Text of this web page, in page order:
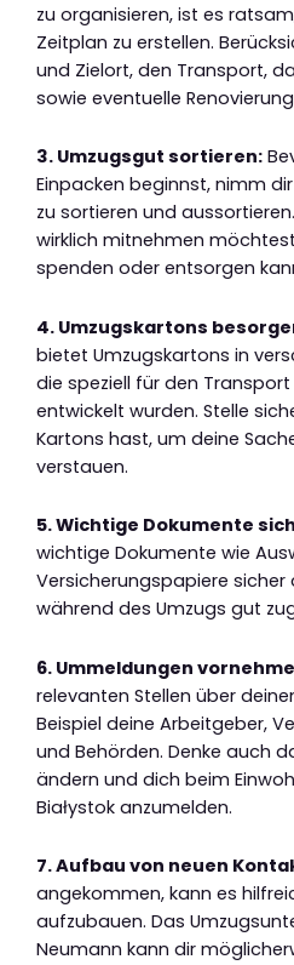
zu organisieren, ist es
Zeitplan zu erstellen.
und Zielort, den Transport,
sowie eventuelle
3. Umzugsgut sortieren:
Einpacken beginnst, nimm
zu sortieren und
wirklich mitnehmen
spenden oder entsorgen
4. Umzugskartons
bietet Umzugskartons in
die speziell für den
entwickelt wurden. Stelle
Kartons hast, um deine
verstauen.
5. Wichtige Dokumente
wichtige Dokumente wie
Versicherungspapiere
während des Umzugs gut
6. Ummeldungen
relevanten Stellen über
Beispiel deine Arbeitgeber,
und Behörden. Denke auch
ändern und dich beim
Białystok anzumelden.
7. Aufbau von neuen
angekommen, kann es
aufzubauen. Das
Neumann kann dir